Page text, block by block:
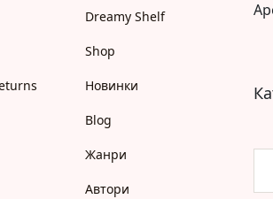
Dreamy Shelf
Shop
Новинки
Blog
Жанри
Автори